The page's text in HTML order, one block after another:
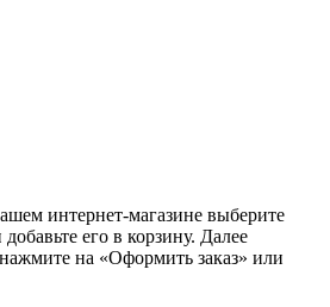
интернет-магазине выберите
его в корзину. Далее
на «Оформить заказ» или